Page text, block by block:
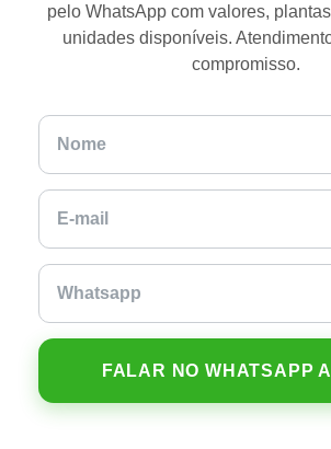
pelo WhatsApp com valores,
unidades disponíveis.
compromisso.
FALAR NO WHATSAPP